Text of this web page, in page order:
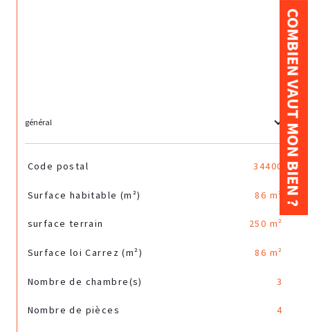
COMBIEN VAUT MON BIEN ?
général
TRAD_SIROCCO_Caracteristique
Code postal 34400
Surface habitable (m²) 86 m²
surface terrain 250 m²
Surface loi Carrez (m²) 86 m²
Nombre de chambre(s) 3
Nombre de pièces 4